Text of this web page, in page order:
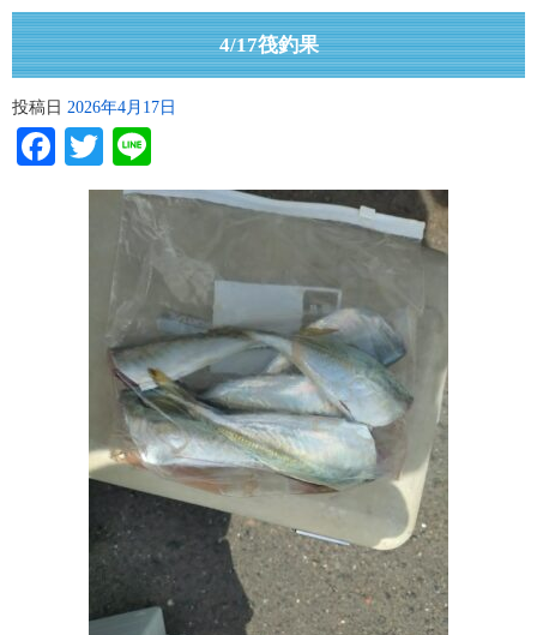
4/17筏釣果
投稿日 2026年4月17日
Facebook
Twitter